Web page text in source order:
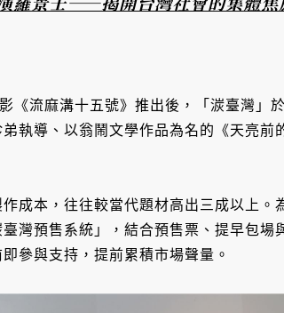
《流麻溝十五號》推出後，「湠臺灣」
執導、以翁鬧文學作品為名的《天亮前
成本，往往較當代題材高出三成以上。
灣預售系統」，結合預售票、提早包場
參與支持，提前累積市場聲量。